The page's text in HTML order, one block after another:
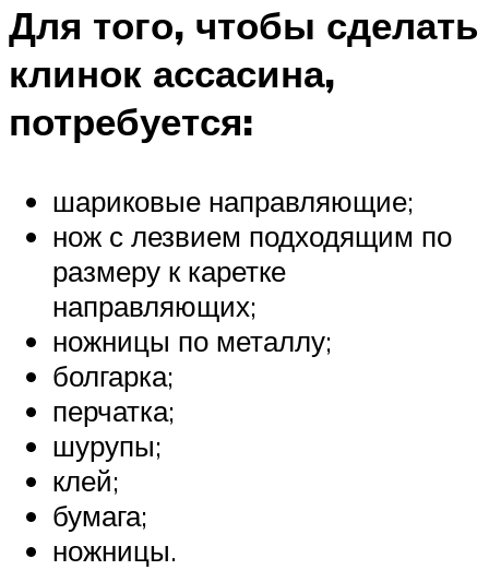
Для того, чтобы сделать
клинок ассасина,
потребуется:
шариковые направляющие;
нож с лезвием подходящим по
размеру к каретке
направляющих;
ножницы по металлу;
болгарка;
перчатка;
шурупы;
клей;
бумага;
ножницы.